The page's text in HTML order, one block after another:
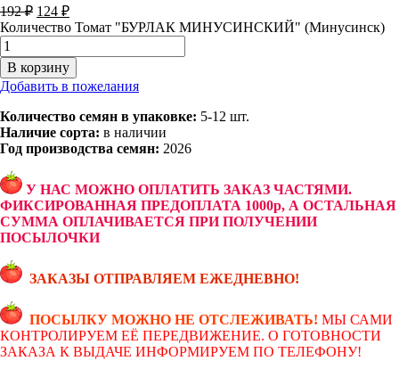
192₽ 124 ₽
Количество Томат "БУРЛАК МИНУСИНСКИЙ" (Минусинск)
В корзину
Добавить в пожелания
Количество семян в упаковке: 5-12 шт.
Наличие сорта: в наличии
Год производства семян: 2026
У НАС МОЖНО ОПЛАТИТЬ ЗАКАЗ ЧАСТЯМИ.
ФИКСИРОВАННАЯ ПРЕДОПЛАТА 1000р, А ОСТАЛЬНАЯ
СУММА ОПЛАЧИВАЕТСЯ ПРИ ПОЛУЧЕНИИ
ПОСЫЛОЧКИ
ЗАКАЗЫ ОТПРАВЛЯЕМ ЕЖЕДНЕВНО!
ПОСЫЛКУ МОЖНО НЕ ОТСЛЕЖИВАТЬ! МЫ САМИ
КОНТРОЛИРУЕМ ЕЁ ПЕРЕДВИЖЕНИЕ. О ГОТОВНОСТИ
ЗАКАЗА К ВЫДАЧЕ ИНФОРМИРУЕМ ПО ТЕЛЕФОНУ!